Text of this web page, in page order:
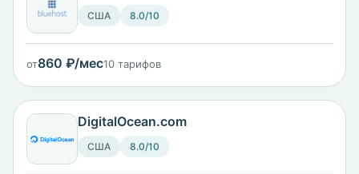
США 8.0/10
от860 ₽/мес10 тарифов
DigitalOcean.com
США 8.0/10